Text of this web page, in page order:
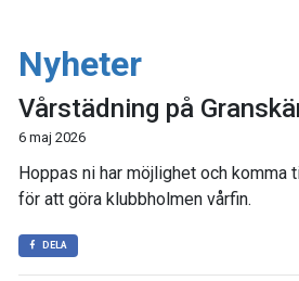
Nyheter
Vårstädning på
6 maj 2026
Hoppas ni har möjlighet och komma
för att göra klubbholmen vårfin.
DELA